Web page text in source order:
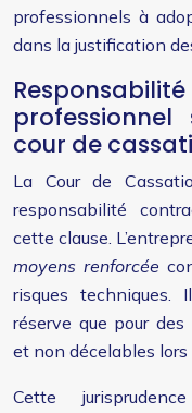
professionnels à
dans la justification
cour de
La Cour de
responsabilité
cette clause.
moyens renforcée
risques
réserve que pour
et non décelables lors
Cette